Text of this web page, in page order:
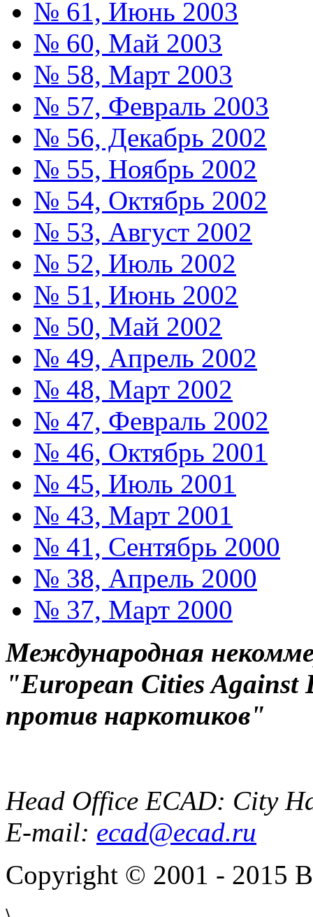
№ 61, Июнь 2003
№ 60, Май 2003
№ 58, Март 2003
№ 57, Февраль 2003
№ 56, Декабрь 2002
№ 55, Ноябрь 2002
№ 54, Октябрь 2002
№ 53, Август 2002
№ 52, Июль 2002
№ 51, Июнь 2002
№ 50, Май 2002
№ 49, Апрель 2002
№ 48, Март 2002
№ 47, Февраль 2002
№ 46, Октябрь 2001
№ 45, Июль 2001
№ 43, Март 2001
№ 41, Сентябрь 2000
№ 38, Апрель 2000
№ 37, Март 2000
Международная
"European Cities Against
против наркотиков"
Head Office ECAD: City
E-mail: ecad@ecad.ru
Copyright © 2001 - 2015